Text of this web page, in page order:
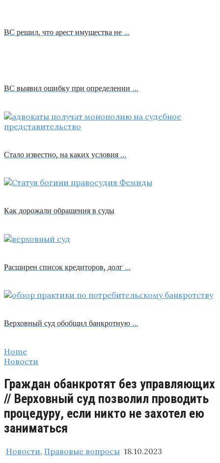
ВС решил, что арест имущества не …
ВС выявил ошибку при определении …
Стало известно, на каких условия …
Как дорожали обращения в суды
Расширен список кредиторов, долг …
Верховный суд обобщил банкротную …
Home
Новости
Граждан обанкротят без управляющих
// Верховный суд позволил проводить
процедуру, если никто не захотел ею
заниматься
Новости, Правовые вопросы 18.10.2023